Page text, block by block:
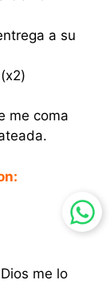
a su
me coma
me lo